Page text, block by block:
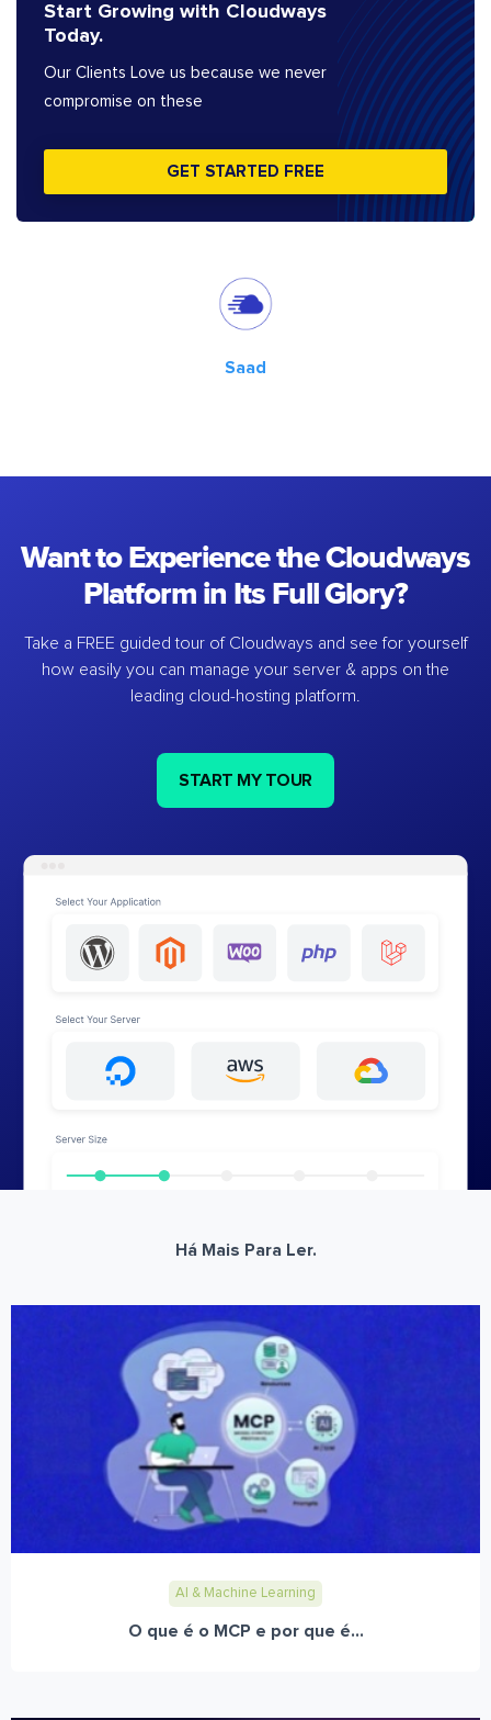
Start Growing with Cloudways
Today.
Our Clients Love us because we never
compromise on these
GET STARTED FREE
Saad
Want to Experience the Cloudways
Platform in Its Full Glory?
Take a FREE guided tour of Cloudways and see for yourself
how easily you can manage your server & apps on the
leading cloud-hosting platform.
START MY TOUR
Há Mais Para Ler.
AI & Machine Learning
O que é o MCP e por que é...